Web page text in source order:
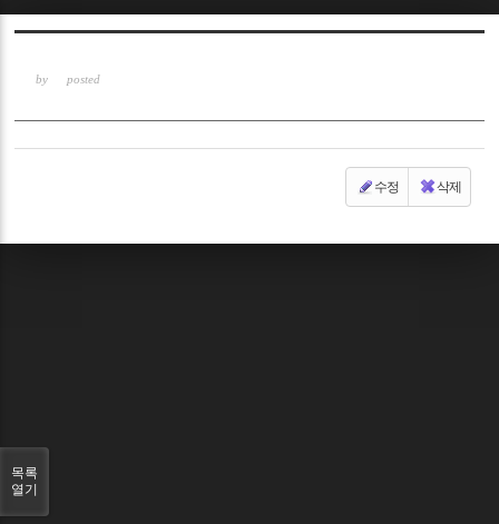
by posted
수정 삭제
목록
열기
Sketchbook5, 스케치북5
Sketchbook5, 스케치북5